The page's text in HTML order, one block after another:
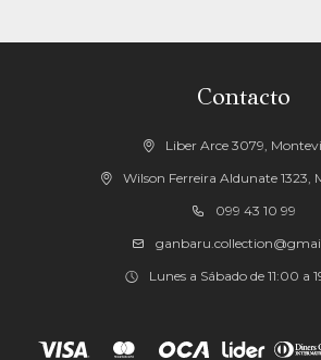
Contacto
Liber Arce 3079,
Wilson Ferreira Aldunate 1323,
099 43 10 99
Lunes a Sábado de 11:00 a